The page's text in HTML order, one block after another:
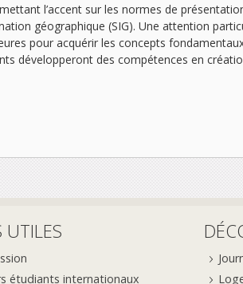
l’accent sur les normes de
géographique (SIG). Une attention
pour acquérir les concepts
développeront des compétences en
UTILES
étudiants internationaux